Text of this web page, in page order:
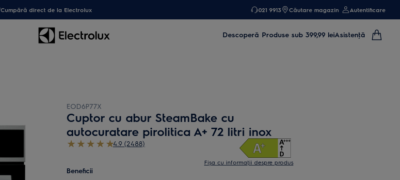
Cumpără direct de la Electrolux 021 9913 Căutare magazin Autentificare
Descoperă Produse sub 399,99 leiAsistenţă
EOD6P77X
Cuptor cu abur SteamBake cu
autocuratare pirolitica A+ 72 litri inox
4.9 (2488)
Fișa cu informaţii despre produs
Beneficii